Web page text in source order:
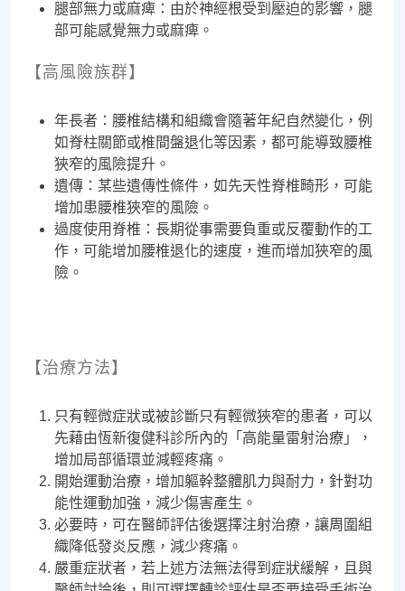
腿部無力或麻痺：由於神經根受到壓迫的影響，腿
部可能感覺無力或麻痺。
【高風險族群】
年長者：腰椎結構和組織會隨著年紀自然變化，例
如脊柱關節或椎間盤退化等因素，都可能導致腰椎
狹窄的風險提升。
遺傳：某些遺傳性條件，如先天性脊椎畸形，可能
增加患腰椎狹窄的風險。
過度使用脊椎：長期從事需要負重或反覆動作的工
作，可能增加腰椎退化的速度，進而增加狹窄的風
險。
【治療方法】
只有輕微症狀或被診斷只有輕微狹窄的患者，可以
先藉由恆新復健科診所內的「高能量雷射治療」，
增加局部循環並減輕疼痛。
開始運動治療，增加軀幹整體肌力與耐力，針對功
能性運動加強，減少傷害產生。
必要時，可在醫師評估後選擇注射治療，讓周圍組
織降低發炎反應，減少疼痛。
嚴重症狀者，若上述方法無法得到症狀緩解，且與